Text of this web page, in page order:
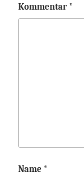
Kommentar *
Name *